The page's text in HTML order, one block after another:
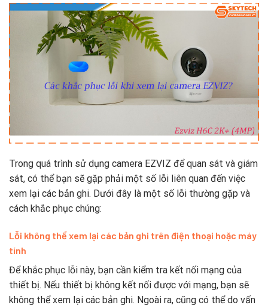
Trong quá trình sử dụng camera EZVIZ để quan sát và giám
sát, có thể bạn sẽ gặp phải một số lỗi liên quan đến việc
xem lại các bản ghi. Dưới đây là một số lỗi thường gặp và
cách khắc phục chúng:
Lỗi không thể xem lại các bản ghi trên điện thoại hoặc máy
tính
Để khắc phục lỗi này, bạn cần kiểm tra kết nối mạng của
thiết bị. Nếu thiết bị không kết nối được với mạng, bạn sẽ
không thể xem lại các bản ghi. Ngoài ra, cũng có thể do vấn